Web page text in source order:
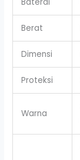
Berat
Dimensi
Proteksi
Warna